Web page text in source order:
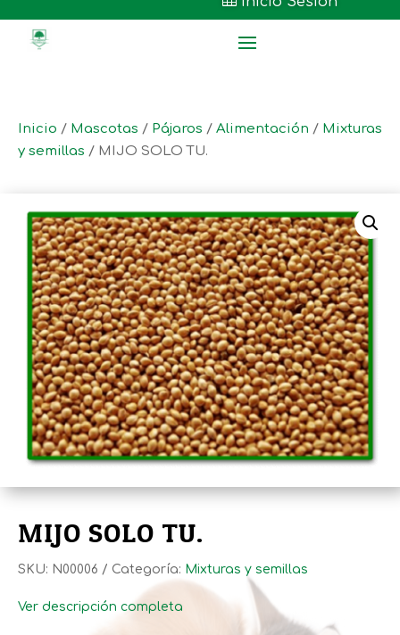
Inicio / Mascotas / Pájaros / Alimentación / Mixturas
y semillas / MIJO SOLO TU.
MIJO SOLO TU.
SKU: N00006 Categoría: Mixturas y semillas
Ver descripción completa